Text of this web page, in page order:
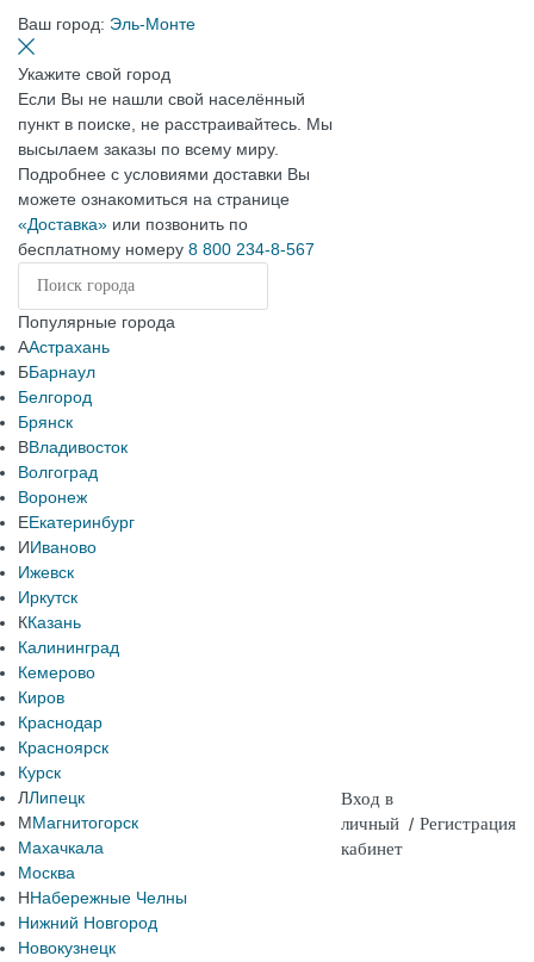
Ваш город: Эль-Монте
Укажите свой город
Если Вы не нашли свой населённый
пункт в поиске, не расстраивайтесь. Мы
высылаем заказы по всему миру.
Подробнее с условиями доставки Вы
можете ознакомиться на странице
«Доставка» или позвонить по
бесплатному номеру 8 800 234-8-567
Популярные города
ААстрахань
ББарнаул
Белгород
Брянск
ВВладивосток
Волгоград
Воронеж
ЕЕкатеринбург
ИИваново
Ижевск
Иркутск
ККазань
Калининград
Кемерово
Киров
Краснодар
Красноярск
Курск
ЛЛипецк
ММагнитогорск
Махачкала
Москва
ННабережные Челны
Нижний Новгород
Новокузнецк
Вход в
личный
кабинет
/ Регистрация